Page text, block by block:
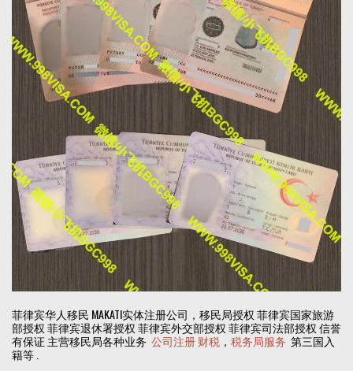
菲律宾华人移民 MAKATI实体注册公司，移民局授权 菲律宾国家旅游
部授权 菲律宾退休署授权 菲律宾外交部授权 菲律宾司法部授权 信誉
有保证 主营移民局各种业务 公司注册财税 ， 税务局服务 第三国入
籍等 .